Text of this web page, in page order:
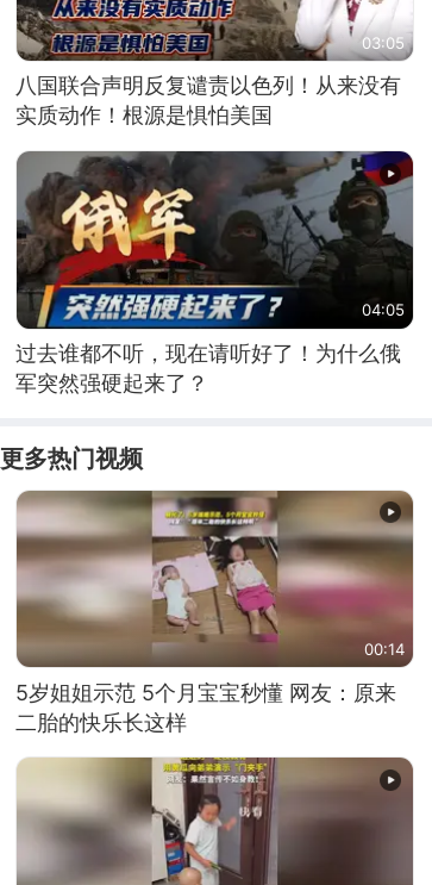
03:05
八国联合声明反复谴责以色列！从来没有
实质动作！根源是惧怕美国
04:05
过去谁都不听，现在请听好了！为什么俄
军突然强硬起来了？
更多热门视频
00:14
5岁姐姐示范 5个月宝宝秒懂 网友：原来
二胎的快乐长这样